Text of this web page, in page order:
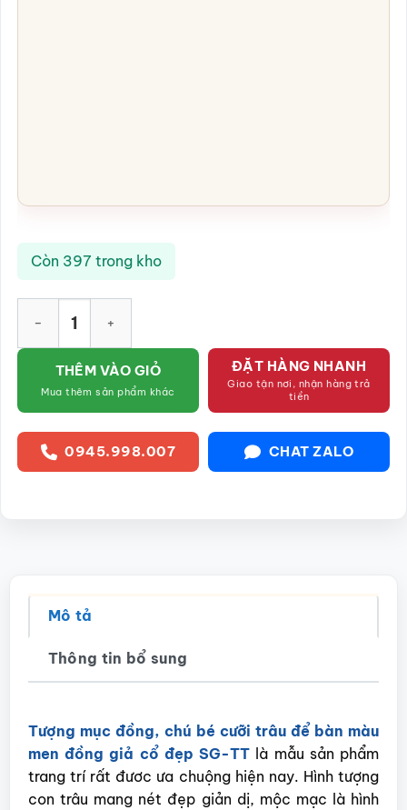
Còn 397 trong kho
THÊM VÀO GIỎ
Mua thêm sản phẩm khác
ĐẶT HÀNG NHANH
Giao tận nơi, nhận hàng trả
tiền
0945.998.007 CHAT ZALO
Mô tả
Thông tin bổ sung
Tượng mục đồng, chú bé cưỡi trâu để bàn màu
men đồng giả cổ đẹp SG-TT là mẫu sản phẩm
trang trí rất đươc ưa chuộng hiện nay. Hình tượng
con trâu mang nét đẹp giản dị, mộc mạc là hình